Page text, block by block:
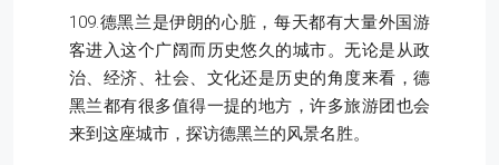
109.德黑兰是伊朗的心脏，每天都有大量外国游
客进入这个广阔而历史悠久的城市。无论是从政
治、经济、社会、文化还是历史的角度来看，德
黑兰都有很多值得一提的地方，许多旅游团也会
来到这座城市，探访德黑兰的风景名胜。